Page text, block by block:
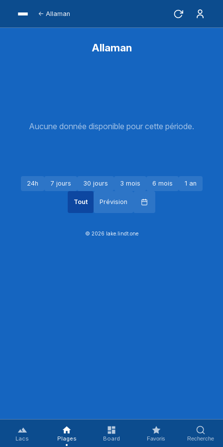
← Allaman
Allaman
Aucune donnée disponible pour cette période.
24h 7 jours 30 jours 3 mois 6 mois 1 an
Tout Prévision
© 2026 lake.lindt.one
Lacs Plages Board Favoris Recherche